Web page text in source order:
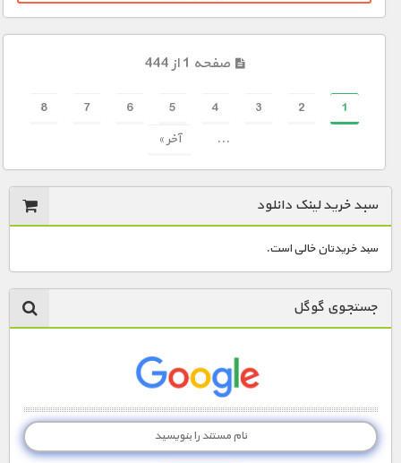
صفحه 1 از 444
1
2
3
4
5
6
7
8
...
آخر »
سبد خرید لینک دانلود
سبد خریدتان خالی است.
جستجوی گوگل